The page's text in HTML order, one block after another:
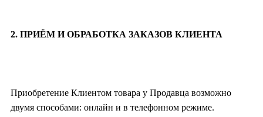
2. ПРИЁМ И ОБРАБОТКА ЗАКАЗОВ КЛИЕНТА
Приобретение Клиентом товара у Продавца возможно
двумя способами: онлайн и в телефонном режиме.